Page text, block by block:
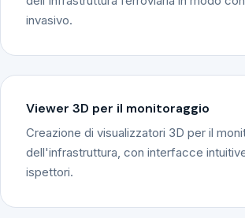
invasivo.
Viewer 3D per il monitoraggio
Creazione di visualizzatori 3D per il
dell'infrastruttura, con interfacce
ispettori.